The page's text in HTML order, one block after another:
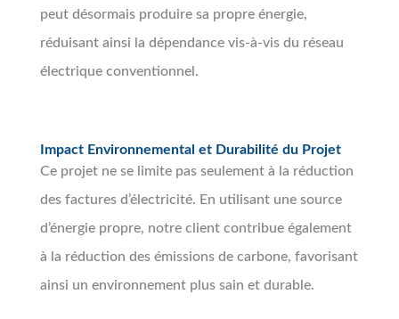
peut désormais produire sa propre énergie,
réduisant ainsi la dépendance vis-à-vis du réseau
électrique conventionnel.
Impact Environnemental et Durabilité du Projet
Ce projet ne se limite pas seulement à la réduction
des factures d’électricité. En utilisant une source
d’énergie propre, notre client contribue également
à la réduction des émissions de carbone, favorisant
ainsi un environnement plus sain et durable.